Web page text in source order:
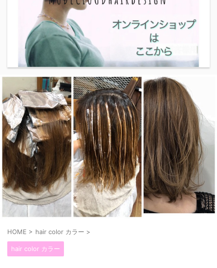
HOME > hair color カラー >
hair color カラー